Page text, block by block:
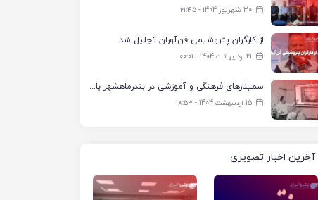
30 شهریور 1404 - ۲۱:۴۵
از کارگران پتروشیمی فن‌آوران تجلیل شد
21 اردیبهشت 1404 - ۰۰:۰۱
سمینارهای فرهنگی و آموزشی در بندرماهشهر با همکاری فرهنگ‌سرای پتروشیمی مارون
15 اردیبهشت 1404 - ۱۸:۵۳
آخرین اخبار تصویری